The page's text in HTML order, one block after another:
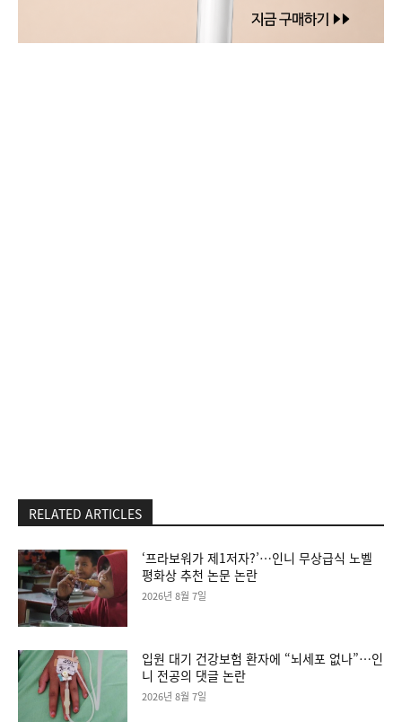
RELATED ARTICLES
‘프라보워가 제1저자?’…인니 무상급식 노벨
평화상 추천 논문 논란
2026년 8월 7일
입원 대기 건강보험 환자에 “뇌세포 없나”…인
니 전공의 댓글 논란
2026년 8월 7일